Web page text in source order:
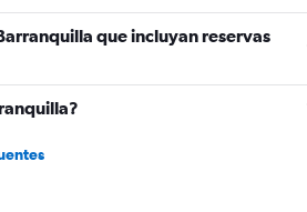
que incluyan reservas